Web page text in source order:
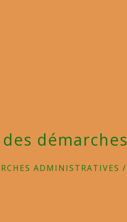
démarches
ADMINISTRATIVES /